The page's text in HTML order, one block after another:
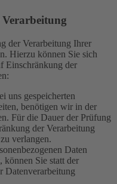
der Verarbeitung Ihrer
Hierzu können Sie sich
Einschränkung der
uns gespeicherten
benötigen wir in der
Für die Dauer der Prüfung
der Verarbeitung
verlangen.
Daten
können Sie statt der
Datenverarbeitung